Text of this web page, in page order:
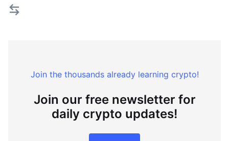
Join the thousands already learning crypto!
Join our free newsletter for
daily crypto updates!